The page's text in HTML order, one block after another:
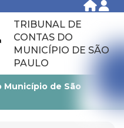
TRIBUNAL DE
CONTAS DO
MUNICÍPIO DE SÃO
PAULO
Município de São